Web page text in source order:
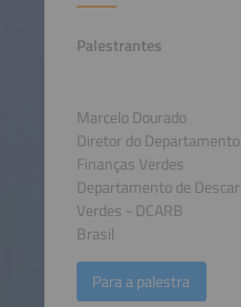
Palestrantes
Marcelo Dourado
Diretor do
Finanças Verdes
Departamento de
Verdes - DCARB
Brasil
Para a palestra